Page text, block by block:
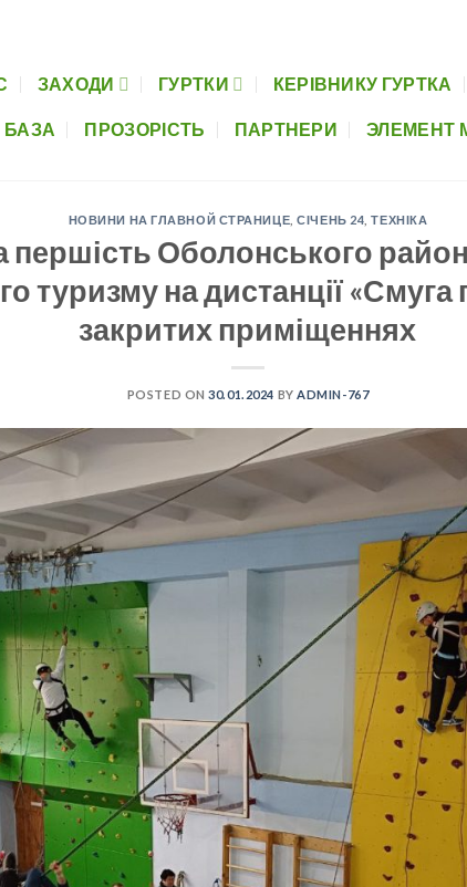
ЗАХОДИ ГУРТКИ КЕРІВНИКУ ГУРТКА
ПРОЗОРІСТЬ ПАРТНЕРИ ЭЛЕМЕНТ
НОВИНИ НА ГЛАВНОЙ СТРАНИЦЕ ,СІЧЕНЬ 24 ,ТЕХНІКА
першість Оболонського
туризму на дистанції
закритих приміщеннях
POSTED ON30.01.2024 BY ADMIN-767